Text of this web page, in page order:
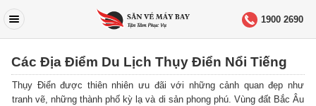
1900 2690
Các Địa Điểm Du Lịch Thụy Điển Nổi Tiếng
Thụy Điển được thiên nhiên ưu đãi với những cảnh quan đẹp như
tranh vẽ, những thành phố kỳ lạ và di sản phong phú. Vùng đất Bắc Âu